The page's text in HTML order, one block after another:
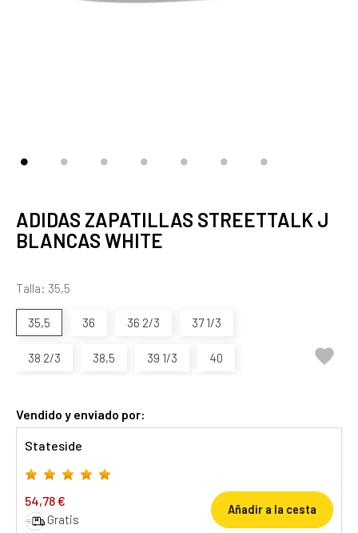
ADIDAS ZAPATILLAS STREETTALK J
BLANCAS WHITE
Talla: 35,5
35,5 36 36 2/3 37 1/3
38 2/3 38,5 39 1/3 40 
Vendido y enviado por:
Stateside
54,78 €
Gratis
Añadir a la cesta